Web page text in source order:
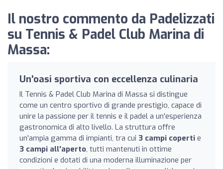
Il nostro commento da Padelizzati
su Tennis & Padel Club Marina di
Massa:
Un'oasi sportiva con eccellenza culinaria
Il Tennis & Padel Club Marina di Massa si distingue
come un centro sportivo di grande prestigio, capace di
unire la passione per il tennis e il padel a un'esperienza
gastronomica di alto livello. La struttura offre
un'ampia gamma di impianti, tra cui 3 campi coperti e
3 campi all'aperto, tutti mantenuti in ottime
condizioni e dotati di una moderna illuminazione per